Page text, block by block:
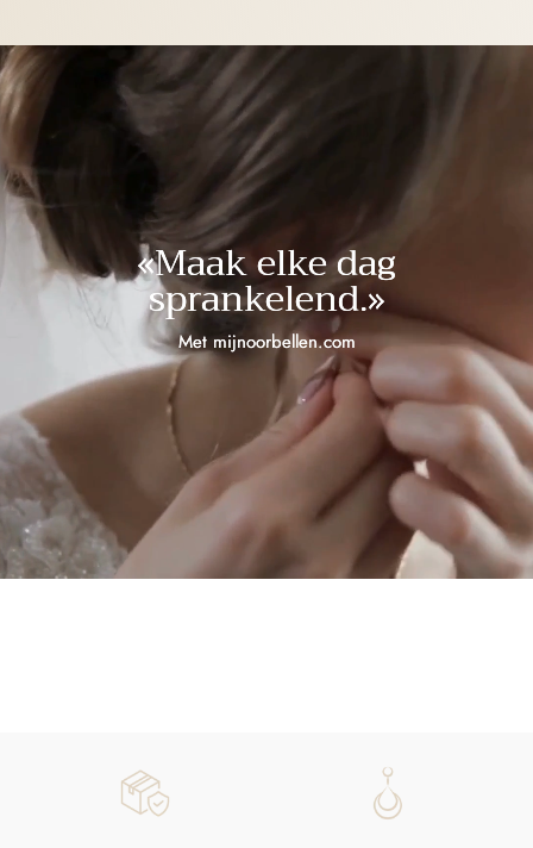
«Maak elke dag
sprankelend.»
Met mijnoorbellen.com